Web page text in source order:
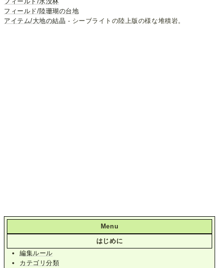
フィールド/陸珊瑚の台地
アイテム/大地の結晶 - シーブライトの陸上版の様な堆積岩。
Menu
はじめに
編集ルール
カテゴリ分類